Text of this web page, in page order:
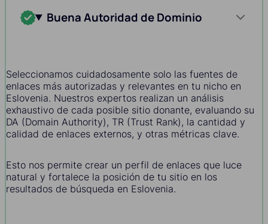
Buena Autoridad de Dominio
Seleccionamos cuidadosamente solo las fuentes de
enlaces más autorizadas y relevantes en tu nicho en
Eslovenia. Nuestros expertos realizan un análisis
exhaustivo de cada posible sitio donante, evaluando su
DA (Domain Authority), TR (Trust Rank), la cantidad y
calidad de enlaces externos, y otras métricas clave.
Esto nos permite crear un perfil de enlaces que luce
natural y fortalece la posición de tu sitio en los
resultados de búsqueda en Eslovenia.